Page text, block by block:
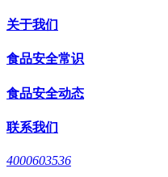
关于我们
食品安全常识
食品安全动态
联系我们
4000603536